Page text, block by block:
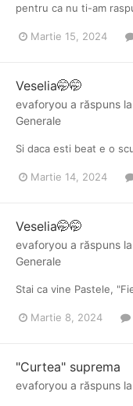
pentru ca nu ti-am
Martie 15, 2024
Veselia🤭🤭
evaforyou a răspuns
Generale
Si daca esti beat e o
Martie 14, 2024
Veselia🤭🤭
evaforyou a răspuns
Generale
Stai ca vine Pastele,
Martie 8, 2024
"Curtea" suprema
evaforyou a răspuns